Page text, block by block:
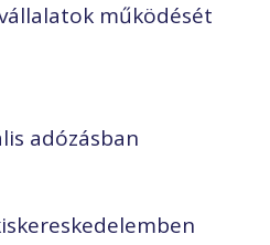
működését
adózásban